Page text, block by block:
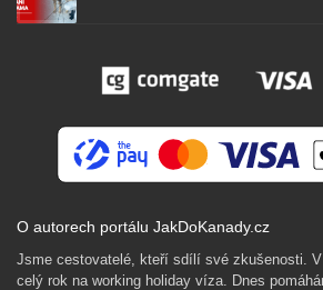
O autorech portálu JakDoKanady.cz
Jsme cestovatelé, kteří sdílí své zkušenosti.
celý rok na working holiday víza. Dnes